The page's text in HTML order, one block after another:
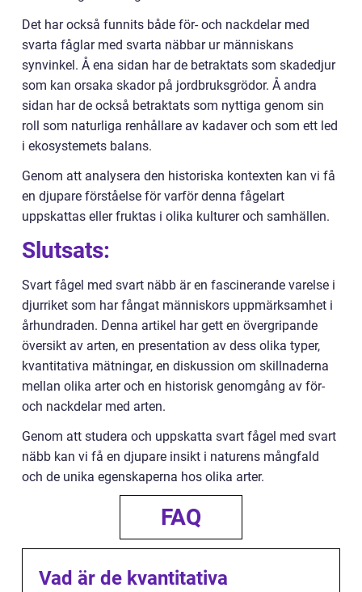
Det har också funnits både för- och nackdelar med
svarta fåglar med svarta näbbar ur människans
synvinkel. Å ena sidan har de betraktats som skadedjur
som kan orsaka skador på jordbruksgrödor. Å andra
sidan har de också betraktats som nyttiga genom sin
roll som naturliga renhållare av kadaver och som ett led
i ekosystemets balans.
Genom att analysera den historiska kontexten kan vi få
en djupare förståelse för varför denna fågelart
uppskattas eller fruktas i olika kulturer och samhällen.
Slutsats:
Svart fågel med svart näbb är en fascinerande varelse i
djurriket som har fångat människors uppmärksamhet i
århundraden. Denna artikel har gett en övergripande
översikt av arten, en presentation av dess olika typer,
kvantitativa mätningar, en diskussion om skillnaderna
mellan olika arter och en historisk genomgång av för-
och nackdelar med arten.
Genom att studera och uppskatta svart fågel med svart
näbb kan vi få en djupare insikt i naturens mångfald
och de unika egenskaperna hos olika arter.
FAQ
Vad är de kvantitativa